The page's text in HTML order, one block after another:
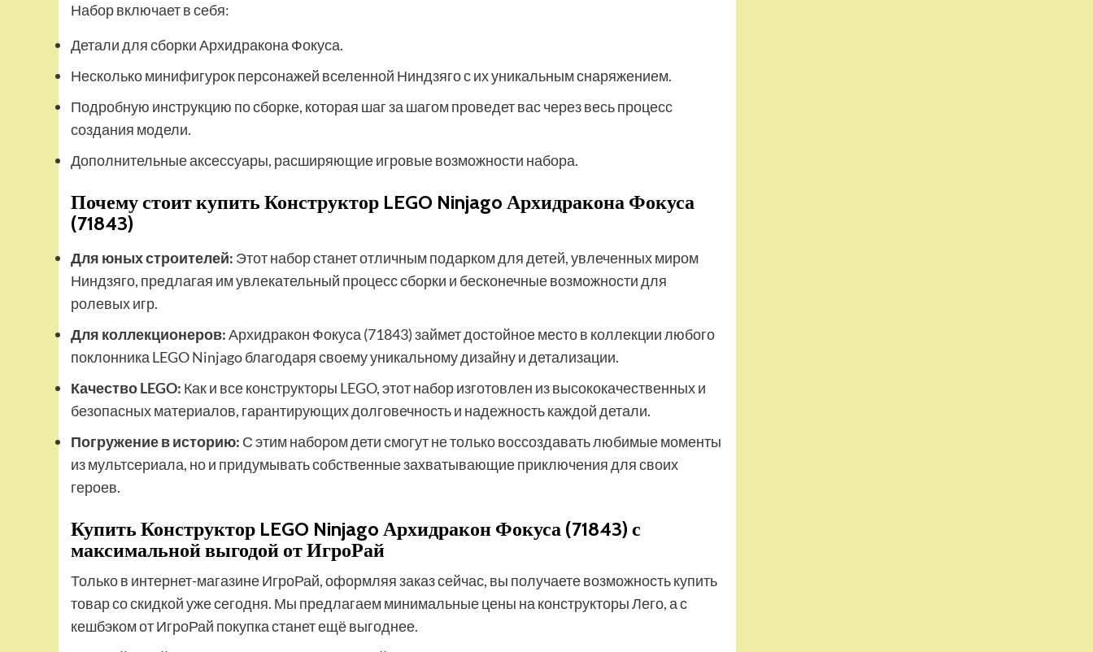
Набор включает в себя:
Детали для сборки Архидракона Фокуса.
Несколько минифигурок персонажей вселенной Ниндзяго с их уникальным снаряжением.
Подробную инструкцию по сборке, которая шаг за шагом проведет вас через весь процесс
создания модели.
Дополнительные аксессуары, расширяющие игровые возможности набора.
Почему стоит купить Конструктор LEGO Ninjago Архидракона Фокуса
(71843)
Для юных строителей: Этот набор станет отличным подарком для детей, увлеченных миром
Ниндзяго, предлагая им увлекательный процесс сборки и бесконечные возможности для
ролевых игр.
Для коллекционеров:Архидракон Фокуса (71843) займет достойное место в коллекции любого
поклонника LEGO Ninjago благодаря своему уникальному дизайну и детализации.
Качество LEGO: Как и все конструкторы LEGO, этот набор изготовлен из высококачественных и
безопасных материалов, гарантирующих долговечность и надежность каждой детали.
Погружение в историю: С этим набором дети смогут не только воссоздавать любимые моменты
из мультсериала, но и придумывать собственные захватывающие приключения для своих
героев.
Купить Конструктор LEGO Ninjago Архидракон Фокуса (71843) с
максимальной выгодой от ИгроРай
Только в интернет-магазине ИгроРай, оформляя заказ сейчас, вы получаете возможность купить
товар со скидкой уже сегодня. Мы предлагаем минимальные цены на конструкторы Лего, а с
кешбэком от ИгроРай покупка станет ещё выгоднее.